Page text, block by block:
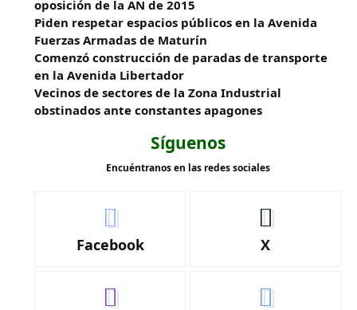
oposición de la AN de 2015
Piden respetar espacios públicos en la Avenida
Fuerzas Armadas de Maturín
​Comenzó construcción de paradas de transporte
en la Avenida Libertador
Vecinos de sectores de la Zona Industrial
obstinados ante constantes apagones
Síguenos
Encuéntranos en las redes sociales
Facebook X